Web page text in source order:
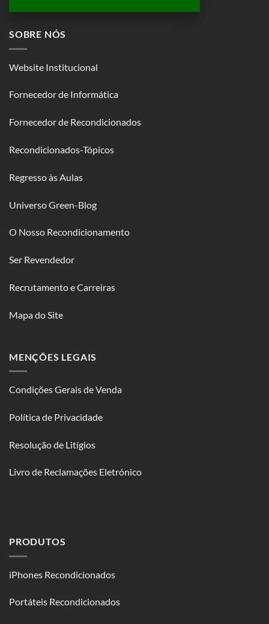
SOBRE NÓS
Website Institucional
Fornecedor de Informática
Fornecedor de Recondicionados
Recondicionados-Tópicos
Regresso às Aulas
Universo Green-Blog
O Nosso Recondicionamento
Ser Revendedor
Recrutamento e Carreiras
Mapa do Site
MENÇÕES LEGAIS
Condições Gerais de Venda
Política de Privacidade
Resolução de Litígios
Livro de Reclamações Eletrónico
PRODUTOS
iPhones Recondicionados
Portáteis Recondicionados